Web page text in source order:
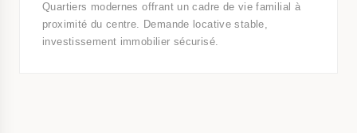
Quartiers modernes offrant un cadre de vie familial à
proximité du centre. Demande locative stable,
investissement immobilier sécurisé.